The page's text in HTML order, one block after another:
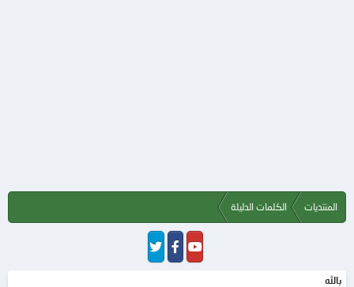
المنتديات الكلمات الدليلة
بالله